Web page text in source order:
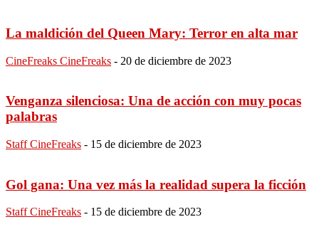
La maldición del Queen Mary: Terror en alta mar
CineFreaks CineFreaks - 20 de diciembre de 2023
Venganza silenciosa: Una de acción con muy pocas
palabras
Staff CineFreaks - 15 de diciembre de 2023
Gol gana: Una vez más la realidad supera la ficción
Staff CineFreaks - 15 de diciembre de 2023